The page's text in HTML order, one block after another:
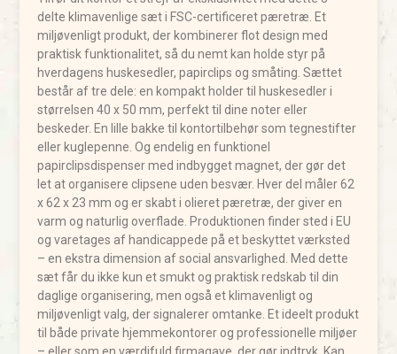
delte klimavenlige sæt i FSC-certificeret pæretræ. Et
miljøvenligt produkt, der kombinerer flot design med
praktisk funktionalitet, så du nemt kan holde styr på
hverdagens huskesedler, papirclips og småting. Sættet
består af tre dele: en kompakt holder til huskesedler i
størrelsen 40 x 50 mm, perfekt til dine noter eller
beskeder. En lille bakke til kontortilbehør som tegnestifter
eller kuglepenne. Og endelig en funktionel
papirclipsdispenser med indbygget magnet, der gør det
let at organisere clipsene uden besvær. Hver del måler 62
x 62 x 23 mm og er skabt i olieret pæretræ, der giver en
varm og naturlig overflade. Produktionen finder sted i EU
og varetages af handicappede på et beskyttet værksted
– en ekstra dimension af social ansvarlighed. Med dette
sæt får du ikke kun et smukt og praktisk redskab til din
daglige organisering, men også et klimavenligt og
miljøvenligt valg, der signalerer omtanke. Et ideelt produkt
til både private hjemmekontorer og professionelle miljøer